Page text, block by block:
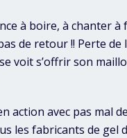
à boire, à chanter à
de retour !! Perte
voit s’offrir son
action avec pas mal
les fabricants de gel